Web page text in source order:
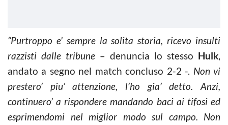
“Purtroppo e’ sempre la solita storia, ricevo insulti
razzisti dalle tribune – denuncia lo stesso Hulk,
andato a segno nel match concluso 2-2 -. Non vi
prestero’ piu’ attenzione, l’ho gia’ detto. Anzi,
continuero’ a rispondere mandando baci ai tifosi ed
esprimendomi nel miglior modo sul campo. Non